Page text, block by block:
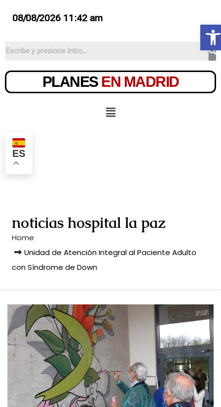
08/08/2026 11:42 am
PLANES EN MADRID
ES
noticias hospital la paz
Home
Unidad de Atención Integral al Paciente Adulto
con Síndrome de Down